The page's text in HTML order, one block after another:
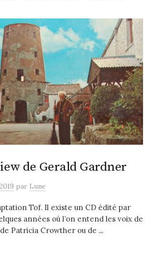
de Gerald Gardner
par Lune
Tof. Il existe un CD édité par
années où l’on entend les voix de
Patricia Crowther ou de ...